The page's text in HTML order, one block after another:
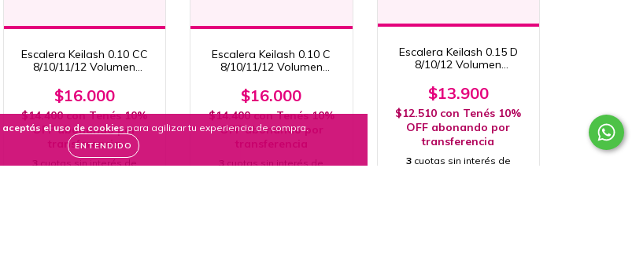
aceptás el uso de cookiespara agilizar tu experiencia de compra.
ENTENDIDO
Escalera Keilash 0.10 CC
8/10/11/12 Volumen
$16.000
$14.400con Tenés 10%
OFF abonando por
transferencia
3 cuotas sin interés de
Escalera Keilash 0.10 C
8/10/11/12 Volumen
$16.000
$14.400con Tenés 10%
OFF abonando por
transferencia
3 cuotas sin interés de
Escalera Keilash 0.15 D
8/10/12 Volumen
$13.900
$12.510 con Tenés 10%
OFF abonando por
transferencia
3 cuotas sin interés de